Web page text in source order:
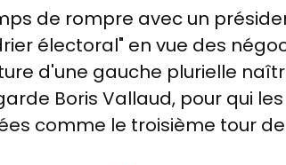
de rompre avec un
électoral" en vue des
d'une gauche plurielle
Boris Vallaud, pour qui
comme le troisième tour